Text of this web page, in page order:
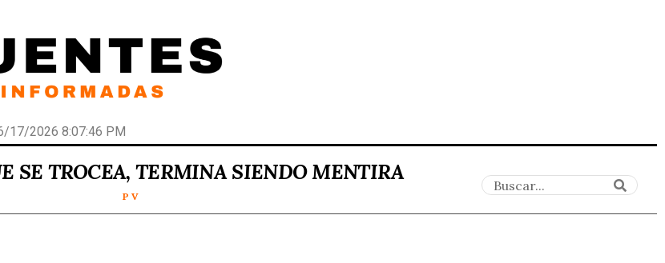
17/2026 8:07:46 PM
SE TROCEA, TERMINA SIENDO MENTIRA
P V